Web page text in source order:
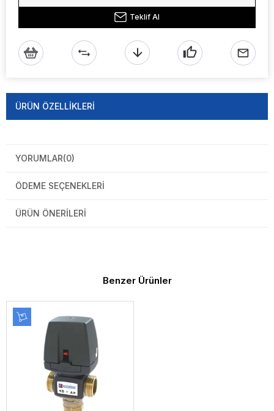
Teklif Al
ÜRÜN ÖZELLIKLERI
YORUMLAR(0)
ÖDEME SEÇENEKLERI
ÜRÜN ÖNERILERI
Benzer Ürünler